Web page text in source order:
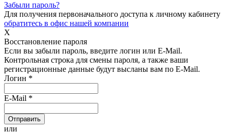
Забыли пароль?
Для получения первоначального доступа к личному кабинету
обратитесь в офис нашей компании
X
Восстановление пароля
Если вы забыли пароль, введите логин или E-Mail.
Контрольная строка для смены пароля, а также ваши
регистрационные данные будут высланы вам по E-Mail.
Логин *
E-Mail *
или